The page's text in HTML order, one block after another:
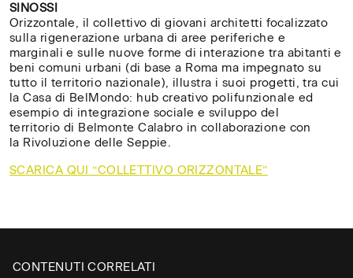
SINOSSI
Orizzontale, il collettivo di giovani architetti focalizzato
sulla rigenerazione urbana di aree periferiche e
marginali e sulle nuove forme di interazione tra abitanti e
beni comuni urbani (di base a Roma ma impegnato su
tutto il territorio nazionale), illustra i suoi progetti, tra cui
la Casa di BelMondo: hub creativo polifunzionale ed
esempio di integrazione sociale e sviluppo del
territorio di Belmonte Calabro in collaborazione con
la Rivoluzione delle Seppie.
SCARICA QUI “COLLETTIVO ORIZZONTALE”
CONTENUTI CORRELATI